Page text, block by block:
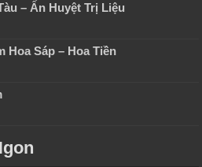
– Ấn Huyệt Trị Liệu
Hoa Sáp – Hoa Tiền